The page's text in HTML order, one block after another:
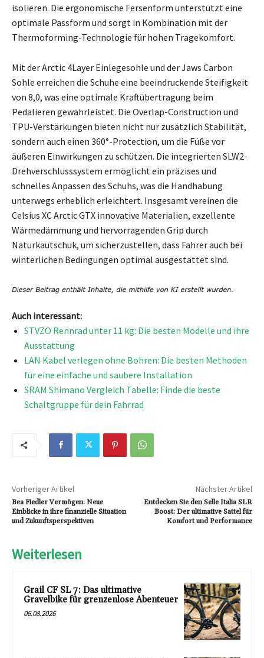
isolieren. Die ergonomische Fersenform unterstützt eine
optimale Passform und sorgt in Kombination mit der
Thermoforming-Technologie für hohen Tragekomfort.
Mit der Arctic 4Layer Einlegesohle und der Jaws Carbon
Sohle erreichen die Schuhe eine beeindruckende Steifigkeit
von 8,0, was eine optimale Kraftübertragung beim
Pedalieren gewährleistet. Die Overlap-Construction und
TPU-Verstärkungen bieten nicht nur zusätzlich Stabilität,
sondern auch einen 360°-Protection, um die Füße vor
äußeren Einwirkungen zu schützen. Die integrierten SLW2-
Drehverschlusssystem ermöglicht ein präzises und
schnelles Anpassen des Schuhs, was die Handhabung
unterwegs erheblich erleichtert. Insgesamt vereinen die
Celsius XC Arctic GTX innovative Materialien, exzellente
Wärmedämmung und hervorragenden Grip durch
Naturkautschuk, um sicherzustellen, dass Fahrer auch bei
winterlichen Bedingungen optimal ausgestattet sind.
Auch interessant:
STVZO Rennrad unter 11 kg: Die besten Modelle und ihre
Ausstattung
LAN Kabel verlegen ohne Bohren: Die besten Methoden
für eine einfache und saubere Installation
SRAM Shimano Vergleich Tabelle: Finde die beste
Schaltgruppe für dein Fahrrad
Vorheriger Artikel
Bea Fiedler Vermögen: Neue
Einblicke in ihre finanzielle Situation
und Zukunftsperspektiven
Nächster Artikel
Entdecken Sie den Selle Italia SLR
Boost: Der ultimative Sattel für
Komfort und Performance
Weiterlesen
Grail CF SL 7: Das ultimative
Gravelbike für grenzenlose Abenteuer
06.08.2026